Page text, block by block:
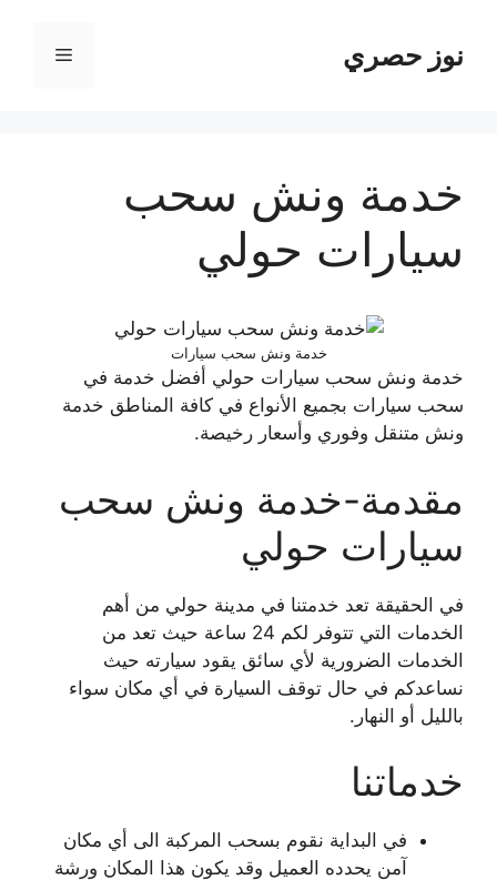
المحتوىنوز حصري القائمة
خدمة ونش سحب
سيارات حولي
خدمة ونش سحب سيارات
خدمة ونش سحب سيارات حولي أفضل خدمة في
سحب سيارات بجميع الأنواع في كافة المناطق خدمة
ونش متنقل وفوري وأسعار رخيصة.
مقدمة-خدمة ونش سحب
سيارات حولي
في الحقيقة تعد خدمتنا في مدينة حولي من أهم
الخدمات التي تتوفر لكم 24 ساعة حيث تعد من
الخدمات الضرورية لأي سائق يقود سيارته حيث
نساعدكم في حال توقف السيارة في أي مكان سواء
بالليل أو النهار.
خدماتنا
في البداية نقوم بسحب المركبة الى أي مكان
آمن يحدده العميل وقد يكون هذا المكان ورشة